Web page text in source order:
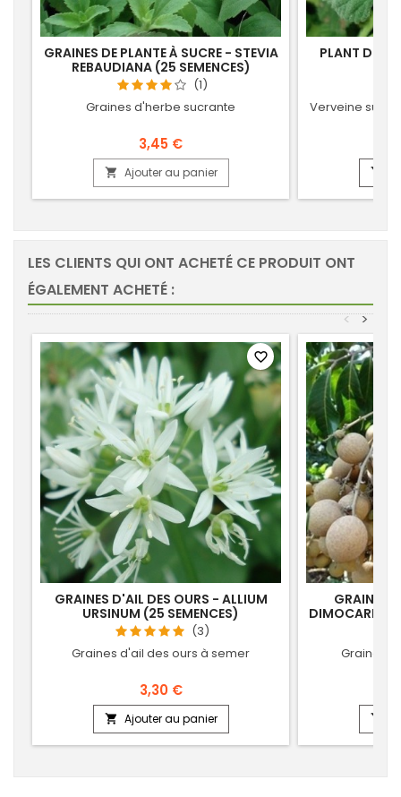
GRAINES DE PLANTE À SUCRE - STEVIA
REBAUDIANA (25 SEMENCES)
(1)
Graines d'herbe sucrante
3,45 €
 Ajouter au panier
PLANT DE
Verveine

LES CLIENTS QUI ONT ACHETÉ CE PRODUIT ONT
ÉGALEMENT ACHETÉ :
>
<
GRAINES D'AIL DES OURS - ALLIUM
URSINUM (25 SEMENCES)
(3)
Graines d'ail des ours à semer
3,30 €
 Ajouter au panier
favorite_border
GRAINES
DIMOCARPUS
Graines
